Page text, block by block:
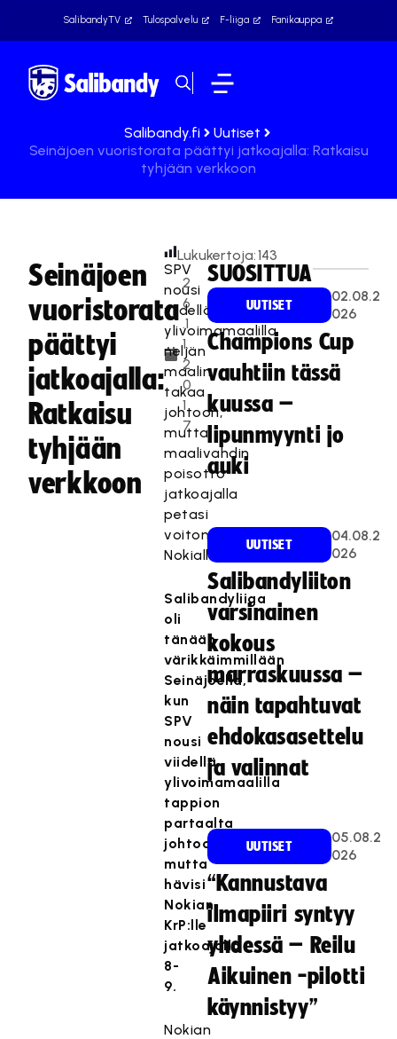
SalibandyTV Tulospalvelu F-liiga Fanikauppa
Salibandy.fi
Uutiset
Seinäjoen vuoristorata päättyi jatkoajalla: Ratkaisu
tyhjään verkkoon
Seinäjoen
vuoristorata
päättyi
jatkoajalla:
Ratkaisu
tyhjään
verkkoon
2
6
.1
1.
2
0
1
7
Lukukertoja:143
SPV
nousi
viidellä
ylivoimamaalilla
neljän
maalin
takaa
johtoon,
mutta
maalivahdin
poisotto
jatkoajalla
petasi
voiton
Nokialle.
Salibandyliiga
oli
tänään
värikkäimmillään
Seinäjoella,
kun
SPV
nousi
viidellä
ylivoimamaalilla
tappion
partaalta
johtoon
mutta
hävisi
Nokian
KrP:lle
jatkoajalla
8-
9.
Nokian
SUOSITTUA
UUTISET
02.08.2
026
Champions Cup
vauhtiin tässä
kuussa –
lipunmyynti jo
auki
UUTISET
04.08.2
026
Salibandyliiton
varsinainen
kokous
marraskuussa –
näin tapahtuvat
ehdokasasettelu
ja valinnat
UUTISET
05.08.2
026
“Kannustava
ilmapiiri syntyy
yhdessä – Reilu
Aikuinen -pilotti
käynnistyy”